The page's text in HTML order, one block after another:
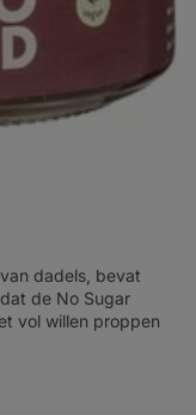
dadels, bevat
de No Sugar
vol willen proppen